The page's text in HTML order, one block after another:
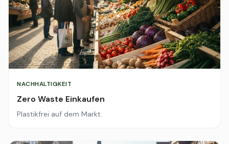
NACHHALTIGKEIT
Zero Waste Einkaufen
Plastikfrei auf dem Markt.